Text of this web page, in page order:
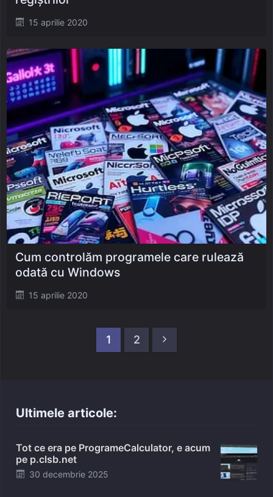
Posted
15 aprilie 2020
Posted
15 aprilie 2020
Cum controlăm programele care rulează
odată cu Windows
1 2 Pagina următoare
Ultimele articole:
Tot ce era pe ProgrameCalculator, e acum
pe p.clsb.net
Posted
30 decembrie 2025